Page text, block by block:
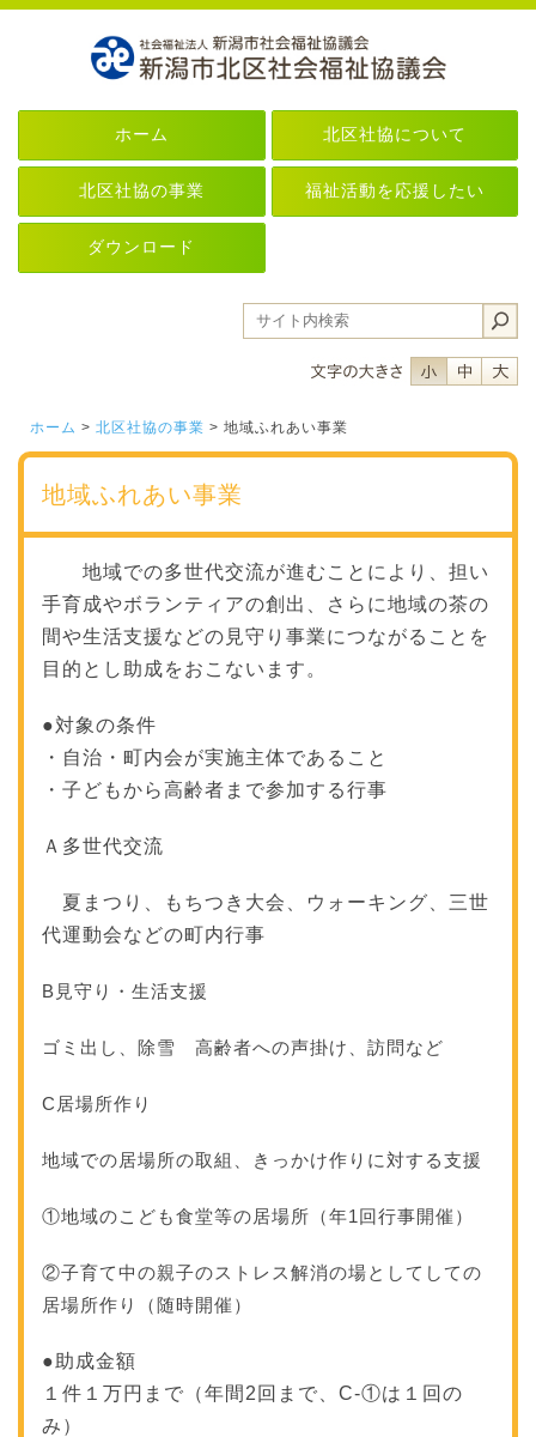
ホーム 北区社協について
北区社協の事業 福祉活動を応援したい
ダウンロード
フォントサイ
フォン
ホーム > 北区社協の事業 > 地域ふれあい事業
地域ふれあい事業
地域での多世代交流が進むことにより、担い
手育成やボランティアの創出、さらに地域の茶の
間や生活支援などの見守り事業につながることを
目的とし助成をおこないます 。
●対象の条件
・自治・町内会が実施主体であること
・ 子どもから高齢者まで参加する行事
Ａ多世代交流
夏まつり、もちつき大会、ウォーキング、三世
代運動会などの町内行事
B見守り・生活支援
ゴミ出し、除雪 高齢者への声掛け、訪問など
C居場所作り
地域での居場所の取組、きっかけ作りに対する支援
①地域のこども食堂等の居場所（年1回行事開催）
②子育て中の親子のストレス解消の場としてしての
居場所作り（随時開催）
●助成金額
１件１万円まで（年間2回まで、C-①は１回の
み）